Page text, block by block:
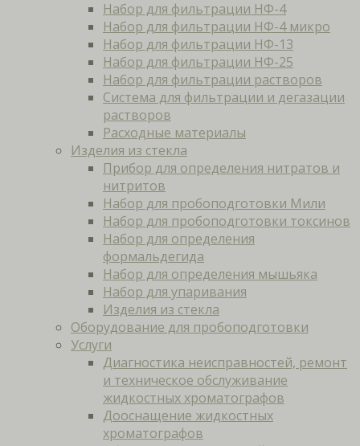
Набор для фильтрации НФ-4
Набор для фильтрации НФ-4 микро
Набор для фильтрации НФ-13
Набор для фильтрации НФ-25
Набор для фильтрации растворов
Система для фильтрации и дегазации
растворов
Расходные материалы
Изделия из стекла
Прибор для определения нитратов и
нитритов
Набор для пробоподготовки Мили
Набор для пробоподготовки токсинов
Набор для определения
формальдегида
Набор для определения мышьяка
Набор для упаривания
Изделия из стекла
Оборудование для пробоподготовки
Услуги
Диагностика неисправностей, ремонт
и техническое обслуживание
жидкостных хроматографов
Дооснащение жидкостных
хроматографов